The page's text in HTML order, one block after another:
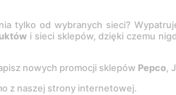
tylko od wybranych sieci?
i sieci sklepów, dzięki czemu
nowych promocji sklepów Pepco,
z naszej strony internetowej.